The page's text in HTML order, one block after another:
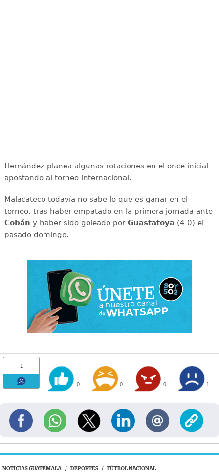
Hernández planea algunas rotaciones en el once inicial
apostando al torneo internacional.
Malacateco todavía no sabe lo que es ganar en el
torneo, tras haber empatado en la primera jornada ante
Cobán y haber sido goleado por Guastatoya (4-0) el
pasado domingo.
1
0 0 0 1
NOTICIAS GUATEMALA / DEPORTES / FÚTBOL NACIONAL